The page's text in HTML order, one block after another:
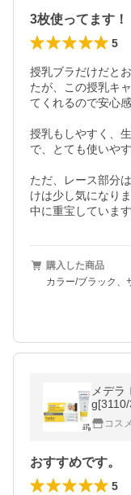
3枚使ってます！
5
授乳ブラだけだと
たが、この授乳キ
てくれるので安心
授乳もしやすく、
で、とても使いや
ただ、レース部分
けは少し気になり
中に重宝しています
購入した商品
カラー/ブラック、
メデラ
コス
おすすめです。
5